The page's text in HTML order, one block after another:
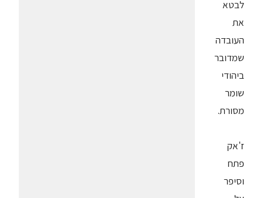
לבטא
את
העובדה
שמדובר
ביהודי
שומר
מסורת.
ז'אק
פתח
וסיפר